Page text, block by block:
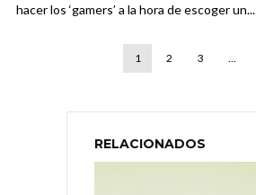
hacer los ‘gamers’ a la hora de escoger un...
1 2 3 …
RELACIONADOS